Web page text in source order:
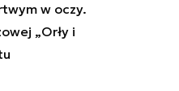
w oczy.
„Orły i